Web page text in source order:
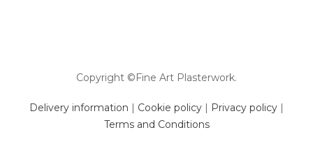
Copyright ©Fine Art Plasterwork.
Delivery information | Cookie policy | Privacy policy |
Terms and Conditions